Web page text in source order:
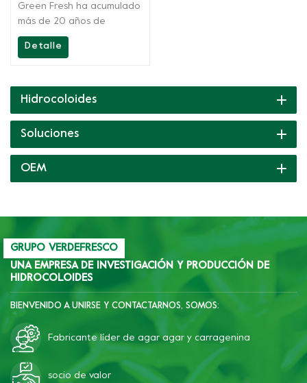
Green Fresh ha acumulado
más de 20 años de
tecnología, además de
proporcionar productos de
soporte técnico en el sitio
recetas hasta productos
listos para usted y
brindamos soporte
Detalle
Hidrocoloides
Soluciones
OEM
GRUPO VERDEFRESCO
UNA EMPRESA DE INVESTIGACIÓN Y PRODUCCIÓN DE
HIDROCOLOIDES
BIENVENIDO A UNIRSE Y CONTACTARNOS, SOMOS:
Fabricante líder de agar agar y carragenina
socio de valor